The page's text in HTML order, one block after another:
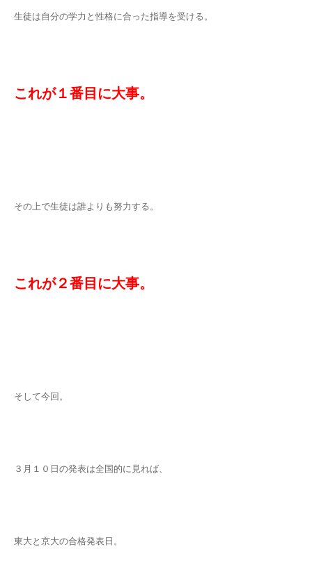
生徒は自分の学力と性格に合った指導を受ける。
これが１番目に大事。
その上で生徒は誰よりも努力する。
これが２番目に大事。
そして今回。
３月１０日の発表は全国的に見れば、
東大と京大の合格発表日。